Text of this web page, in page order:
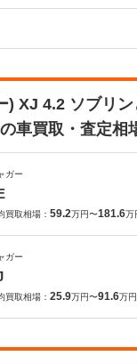
) XJ 4.2 ソブリン
車買取・査定相
ガー
買取相場： 59.2万円〜181.6万
ガー
買取相場： 25.9万円〜91.6万円